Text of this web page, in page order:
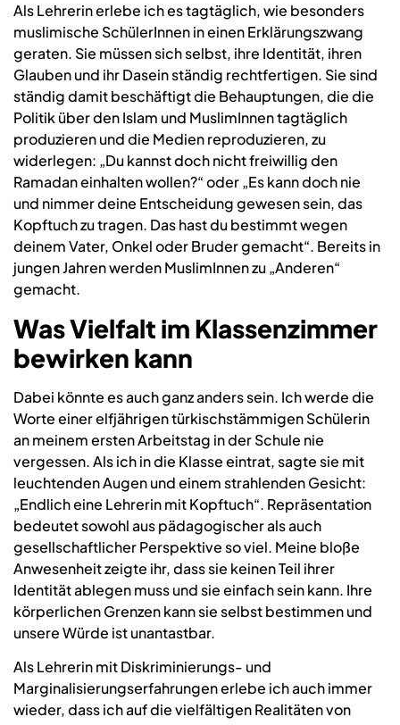
Als Lehrerin erlebe ich es tagtäglich, wie besonders
muslimische SchülerInnen in einen Erklärungszwang
geraten. Sie müssen sich selbst, ihre Identität, ihren
Glauben und ihr Dasein ständig rechtfertigen. Sie sind
ständig damit beschäftigt die Behauptungen, die die
Politik über den Islam und MuslimInnen tagtäglich
produzieren und die Medien reproduzieren, zu
widerlegen: „Du kannst doch nicht freiwillig den
Ramadan einhalten wollen?“ oder „Es kann doch nie
und nimmer deine Entscheidung gewesen sein, das
Kopftuch zu tragen. Das hast du bestimmt wegen
deinem Vater, Onkel oder Bruder gemacht“. Bereits in
jungen Jahren werden MuslimInnen zu „Anderen“
gemacht.
Was Vielfalt im Klassenzimmer
bewirken kann
Dabei könnte es auch ganz anders sein. Ich werde die
Worte einer elfjährigen türkischstämmigen Schülerin
an meinem ersten Arbeitstag in der Schule nie
vergessen. Als ich in die Klasse eintrat, sagte sie mit
leuchtenden Augen und einem strahlenden Gesicht:
„Endlich eine Lehrerin mit Kopftuch“. Repräsentation
bedeutet sowohl aus pädagogischer als auch
gesellschaftlicher Perspektive so viel. Meine bloße
Anwesenheit zeigte ihr, dass sie keinen Teil ihrer
Identität ablegen muss und sie einfach sein kann. Ihre
körperlichen Grenzen kann sie selbst bestimmen und
unsere Würde ist unantastbar.
Als Lehrerin mit Diskriminierungs- und
Marginalisierungserfahrungen erlebe ich auch immer
wieder, dass ich auf die vielfältigen Realitäten von